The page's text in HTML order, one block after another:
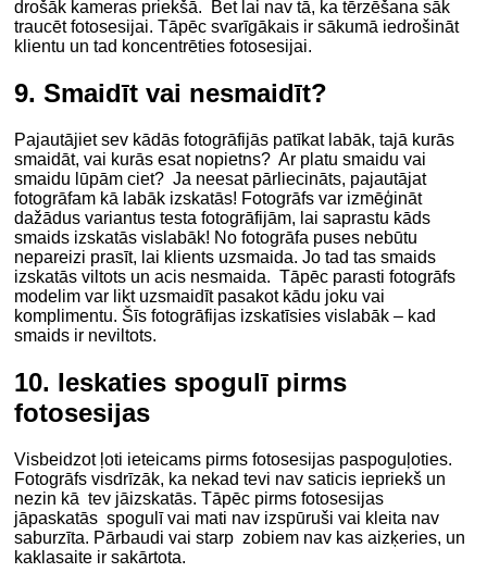
drošāk kameras priekšā. Bet lai nav tā, ka tērzēšana sāk
traucēt fotosesijai. Tāpēc svarīgākais ir sākumā iedrošināt
klientu un tad koncentrēties fotosesijai.
9. Smaidīt vai nesmaidīt?
Pajautājiet sev kādās fotogrāfijās patīkat labāk, tajā kurās
smaidāt, vai kurās esat nopietns? Ar platu smaidu vai
smaidu lūpām ciet? Ja neesat pārliecināts, pajautājat
fotogrāfam kā labāk izskatās! Fotogrāfs var izmēģināt
dažādus variantus testa fotogrāfijām, lai saprastu kāds
smaids izskatās vislabāk! No fotogrāfa puses nebūtu
nepareizi prasīt, lai klients uzsmaida. Jo tad tas smaids
izskatās viltots un acis nesmaida. Tāpēc parasti fotogrāfs
modelim var likt uzsmaidīt pasakot kādu joku vai
komplimentu. Šīs fotogrāfijas izskatīsies vislabāk – kad
smaids ir neviltots.
10. Ieskaties spogulī pirms
fotosesijas
Visbeidzot ļoti ieteicams pirms fotosesijas paspoguļoties.
Fotogrāfs visdrīzāk, ka nekad tevi nav saticis iepriekš un
nezin kā tev jāizskatās. Tāpēc pirms fotosesijas
jāpaskatās spogulī vai mati nav izspūruši vai kleita nav
saburzīta. Pārbaudi vai starp zobiem nav kas aizķeries, un
kaklasaite ir sakārtota.